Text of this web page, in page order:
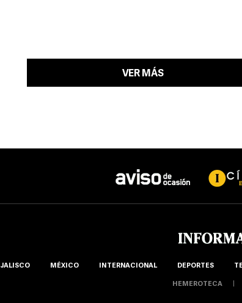
VER MÁS
JALISCO MÉXICO INTERNACIONAL DEPORTES
HEMEROTECA